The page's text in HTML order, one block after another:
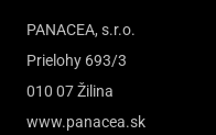
PANACEA, s.r.o.
Prielohy 693/3
010 07 Žilina
www.panacea.sk